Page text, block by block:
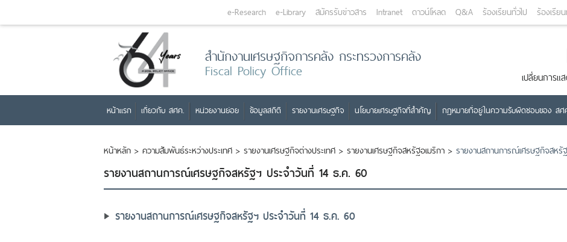
e-Research e-Library สมัครรับข่าวสาร Intranet ดาวน์โหลด Q&A ร้องเรียนทั่วไป ร้องเรีย
สำนักงานเศรษฐกิจการคลัง กระทรวงการคลัง
Fiscal Policy Office เปลี่ยนการแ
หน้าแรก เกี่ยวกับ สศค. หน่วยงานย่อย ข้อมูลสถิติ รายงานเศรษฐกิจ นโยบายเศรษฐกิจที่สำคัญ กฎหมายที่อยู่ในความรับผิดชอบของ สศ
หน้าหลัก > ความสัมพันธ์ระหว่างประเทศ > รายงานเศรษฐกิจต่างประเทศ > รายงานเศรษฐกิจสหรัฐอเมริกา > รายงานสถานการณ์เศรษฐ​กิจสห
รายงานสถานการณ์เศรษฐ​กิจสหรัฐฯ ประจำวันที่ 14 ธ.ค. 60
รายงานสถานการณ์เศรษฐ​กิจสหรัฐฯ ประจำวันที่ 14 ธ.ค. 60